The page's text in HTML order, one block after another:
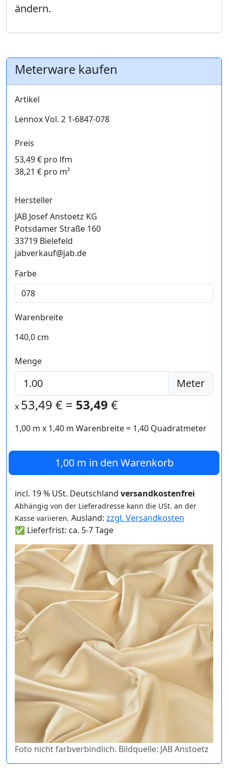
ändern.
Meterware kaufen
Artikel
Lennox Vol. 2 1-6847-078
Preis
53,49 € pro lfm
38,21 € pro m²
Hersteller
JAB Josef Anstoetz KG
Potsdamer Straße 160
33719 Bielefeld
jabverkauf@jab.de
Farbe
Warenbreite
140,0 cm
Menge
Meter
x 53,49 € = 53,49 €
1,00 m x 1,40 m Warenbreite = 1,40 Quadratmeter
1,00 m in den Warenkorb
incl. 19 % USt. Deutschland versandkostenfrei
Abhängig von der Lieferadresse kann die USt. an der
Kasse variieren. Ausland: zzgl. Versandkosten
✅ Lieferfrist: ca. 5-7 Tage
Foto nicht farbverbindlich. Bildquelle: JAB Anstoetz